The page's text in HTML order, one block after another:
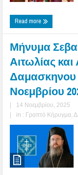
Read more
Μήνυμα
Αιτωλίας
Δαμασκηνου
Νοεμβρίου
|
14 Νοεμβρίου, 2025
|
in : Γραπτό Κήρυγμα